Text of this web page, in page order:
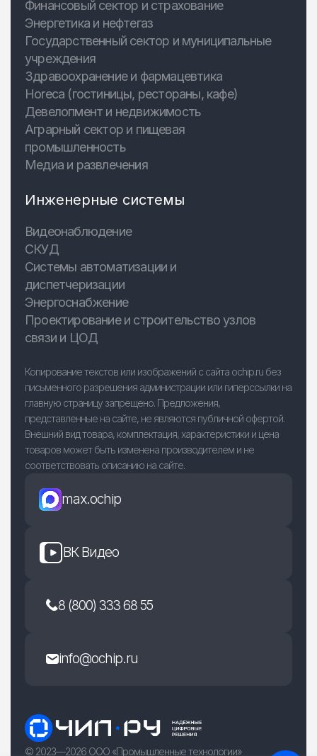
Финансовый сектор и страхование
Энергетика и нефтегаз
Государственный сектор и муниципальные
учреждения
Здравоохранение и фармацевтика
Horeca (гостиницы, рестораны, кафе)
Девелопмент и недвижимость
Аграрный сектор и пищевая
промышленность
Медиа и развлечения
Инженерные системы
Видеонаблюдение
СКУД
Системы автоматизации и
диспетчеризации
Энергоснабжение
Проектирование и строительство узлов
связи и ЦОД
Копирование текстов или изображений с сайта ochip.ru без
письменного разрешения администрации или гиперссылки на
главную страницу запрещено. Предложения,
представленные на сайте, не являются публичной офертой.
Внешний вид товара, комплектация, характеристики и цена
товаров может быть изменена производителем и не
соответствовать описанию на сайте.
max.ochip
ВК Видео
8 (800) 333 68 55
info@ochip.ru
© 2023—2026 ООО «Промышленные технологии»